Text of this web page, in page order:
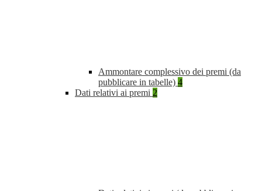
Ammontare complessivo dei premi (da
pubblicare in tabelle) 4
Dati relativi ai premi 2